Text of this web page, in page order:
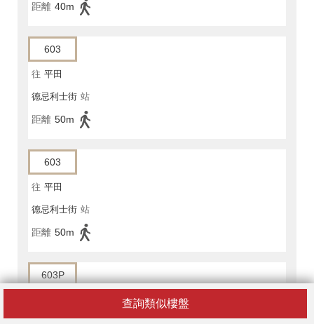
查詢類似樓盤
距離 40m
603
往 平田
德忌利士街 站
距離 50m
603
往 平田
德忌利士街 站
距離 50m
603P